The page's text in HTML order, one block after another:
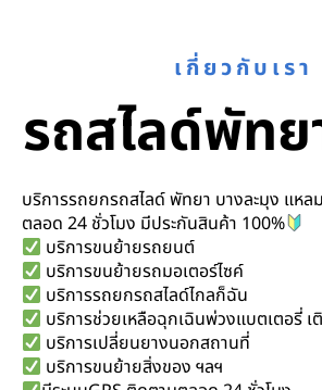
เกี่ยวกับเรา
รถสไลด์พัท
บริการรถยกรถสไลด์ พัทยา บางละมุง แห
ตลอด 24 ชั่วโมง มีประกันสินค้า 100%
บริการขนย้ายรถยนต์
บริการขนย้ายรถมอเตอร์ไซค์
บริการรถยกรถสไลด์ไกลก็ฉัน
บริการช่วยเหลือฉุกเฉินพ่วงแบตเตอรี่ เ
บริการเปลี่ยนยางนอกสถานที่
บริการขนย้ายสิ่งของ ฯลฯ